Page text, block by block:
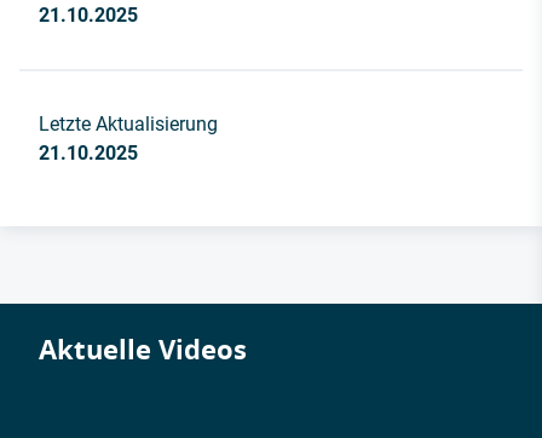
21.10.2025
Letzte Aktualisierung
21.10.2025
Aktuelle Videos